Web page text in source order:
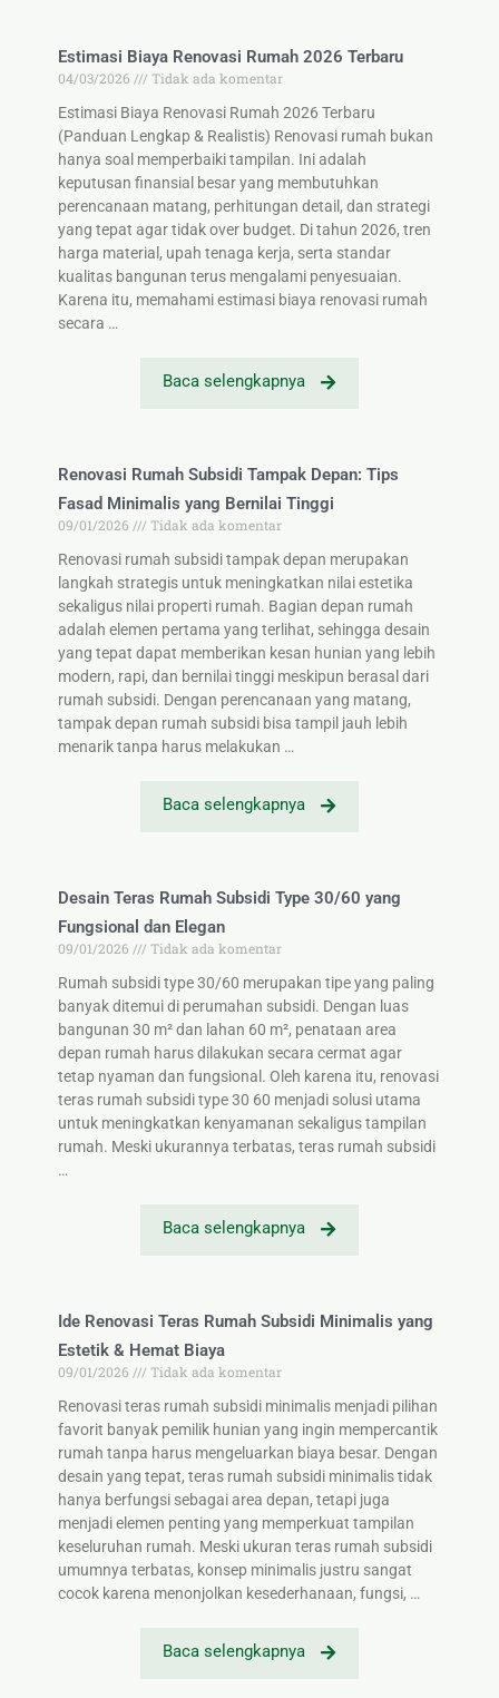
Estimasi Biaya Renovasi Rumah 2026 Terbaru
04/03/2026
Tidak ada komentar
Estimasi Biaya Renovasi Rumah 2026 Terbaru
(Panduan Lengkap & Realistis) Renovasi rumah bukan
hanya soal memperbaiki tampilan. Ini adalah
keputusan finansial besar yang membutuhkan
perencanaan matang, perhitungan detail, dan strategi
yang tepat agar tidak over budget. Di tahun 2026, tren
harga material, upah tenaga kerja, serta standar
kualitas bangunan terus mengalami penyesuaian.
Karena itu, memahami estimasi biaya renovasi rumah
secara …
Baca selengkapnya
Renovasi Rumah Subsidi Tampak Depan: Tips
Fasad Minimalis yang Bernilai Tinggi
09/01/2026
Tidak ada komentar
Renovasi rumah subsidi tampak depan merupakan
langkah strategis untuk meningkatkan nilai estetika
sekaligus nilai properti rumah. Bagian depan rumah
adalah elemen pertama yang terlihat, sehingga desain
yang tepat dapat memberikan kesan hunian yang lebih
modern, rapi, dan bernilai tinggi meskipun berasal dari
rumah subsidi. Dengan perencanaan yang matang,
tampak depan rumah subsidi bisa tampil jauh lebih
menarik tanpa harus melakukan …
Baca selengkapnya
Desain Teras Rumah Subsidi Type 30/60 yang
Fungsional dan Elegan
09/01/2026
Tidak ada komentar
Rumah subsidi type 30/60 merupakan tipe yang paling
banyak ditemui di perumahan subsidi. Dengan luas
bangunan 30 m² dan lahan 60 m², penataan area
depan rumah harus dilakukan secara cermat agar
tetap nyaman dan fungsional. Oleh karena itu, renovasi
teras rumah subsidi type 30 60 menjadi solusi utama
untuk meningkatkan kenyamanan sekaligus tampilan
rumah. Meski ukurannya terbatas, teras rumah subsidi
…
Baca selengkapnya
Ide Renovasi Teras Rumah Subsidi Minimalis yang
Estetik & Hemat Biaya
09/01/2026
Tidak ada komentar
Renovasi teras rumah subsidi minimalis menjadi pilihan
favorit banyak pemilik hunian yang ingin mempercantik
rumah tanpa harus mengeluarkan biaya besar. Dengan
desain yang tepat, teras rumah subsidi minimalis tidak
hanya berfungsi sebagai area depan, tetapi juga
menjadi elemen penting yang memperkuat tampilan
keseluruhan rumah. Meski ukuran teras rumah subsidi
umumnya terbatas, konsep minimalis justru sangat
cocok karena menonjolkan kesederhanaan, fungsi, …
Baca selengkapnya